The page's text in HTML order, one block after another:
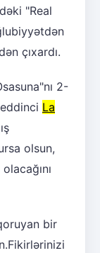
"Real
çıxardı.
2-
La
olsun,
bir